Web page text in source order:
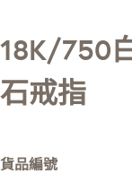
18K/750
石戒指
貨品編號